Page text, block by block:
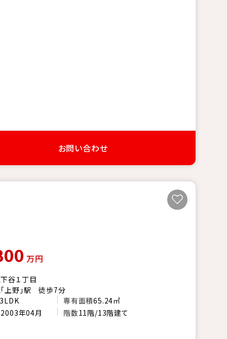
お問い合わせ
万円
谷１丁目
上野」駅 徒歩7分
3LDK 専有面積65.24㎡
2003年04月 階数11階/13階建て